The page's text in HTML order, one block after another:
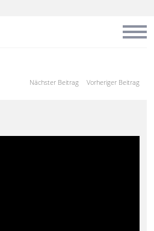
Vorheriger Beitrag
Nächster Beitrag